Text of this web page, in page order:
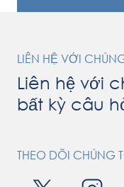
LIÊN HỆ VỚI
Liên hệ với
bất kỳ câu
THEO DÕI CHÚNG